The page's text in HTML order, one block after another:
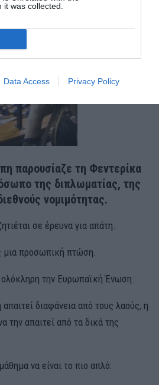
was collected.
Data Access Privacy Policy
παρουσίαζε τη Φεντερίκα
της διπλωματίας, της
νομιμότητας.
σε έρευνα για απάτη.
μια προσωπική πτώση.
ολόκληρη την Ευρωπαϊκή Ένωση.
διαφάνεια από τους λαούς, η
την απαιτεί από τα δικά της
να είναι το πιο απλό: